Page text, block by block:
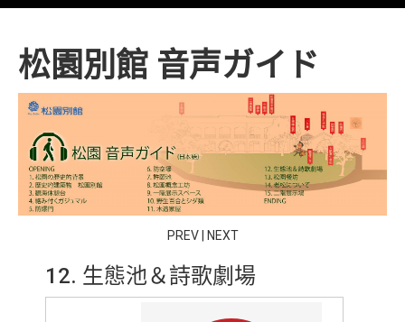
松園別館 音声ガイド
PREV| NEXT
12. 生態池＆詩歌劇場